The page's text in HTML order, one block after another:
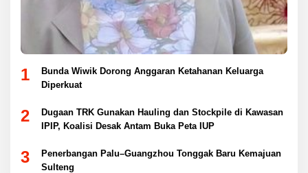
1
Bunda Wiwik Dorong Anggaran Ketahanan Keluarga
Diperkuat
2
Dugaan TRK Gunakan Hauling dan Stockpile di Kawasan
IPIP, Koalisi Desak Antam Buka Peta IUP
3
Penerbangan Palu–Guangzhou Tonggak Baru Kemajuan
Sulteng